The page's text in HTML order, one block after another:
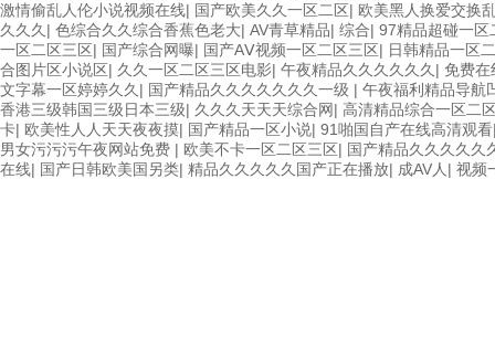
激情偷乱人伦小说视频在线| 国产欧美久久一区二区| 欧美黑人换爱交换
久久久 | 色综合久久综合香蕉色老大| AV青草精品| 综合| 97精品超碰一区
一区二区三区| 国产综合网曝| 国产AⅤ视频一区二区三区| 日韩精品一区
合图片区小说区| 久久一区二区三区电影| 午夜精品久久久久久久 | 免费在
文字幕一区婷婷久久 | 国产精品久久久久久久久一级 | 午夜福利精品导航
香港三级韩国三级日本三级| 久久久天天天综合网| 高清精品综合一区二
卡| 欧美性人人天天夜夜摸| 国产精品一区小说| 91啪国自产在线高清观看
男女污污污午夜网站免费 | 欧美不卡一区二区三区| 国产精品久久久久久
在线| 国产日韩欧美国另类| 精品久久久久久国产正在播放| 成AV人 | 视频